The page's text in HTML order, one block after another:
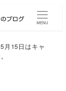
MENU
5月15日はキャ